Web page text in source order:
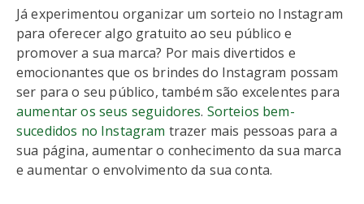
Já experimentou organizar um sorteio no Instagram
para oferecer algo gratuito ao seu público e
promover a sua marca? Por mais divertidos e
emocionantes que os brindes do Instagram possam
ser para o seu público, também são excelentes para
aumentar os seus seguidores. Sorteios bem-
sucedidos no Instagram trazer mais pessoas para a
sua página, aumentar o conhecimento da sua marca
e aumentar o envolvimento da sua conta.